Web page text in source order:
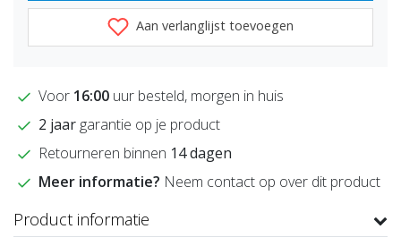
Aan verlanglijst toevoegen
Voor 16:00 uur besteld, morgen in huis
2 jaargarantie op je product
Retourneren binnen 14 dagen
Meer informatie? Neem contact op over dit product
Product informatie